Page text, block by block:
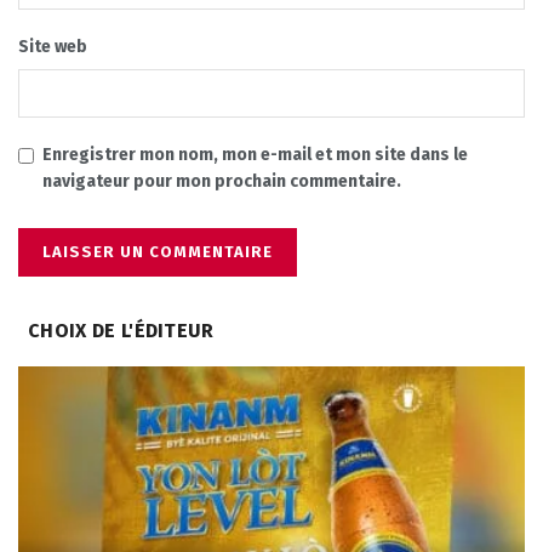
Site web
Enregistrer mon nom, mon e-mail et mon site dans le
navigateur pour mon prochain commentaire.
CHOIX DE L'ÉDITEUR